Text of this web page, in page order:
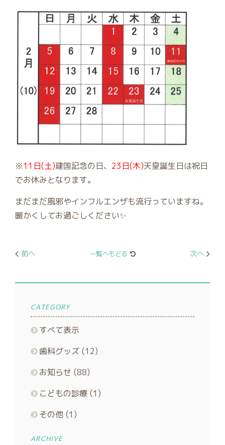
※11日(土)建国記念の日、 23日(木)天皇誕生日は祝日
でお休みとなります。
まだまだ風邪やインフルエンザも流行っていますね。
暖かくしてお過ごしください✨
前へ 一覧へもどる 次へ
CATEGORY
すべて表示
歯科グッズ (12)
お知らせ (88)
こどもの診療 (1)
その他 (1)
ARCHIVE